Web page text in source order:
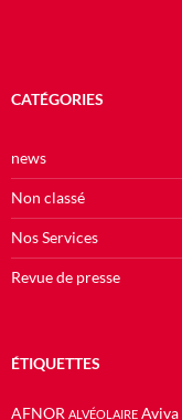
CATÉGORIES
news
Non classé
Nos Services
Revue de presse
ÉTIQUETTES
AFNOR ALVÉOLAIRE Aviva